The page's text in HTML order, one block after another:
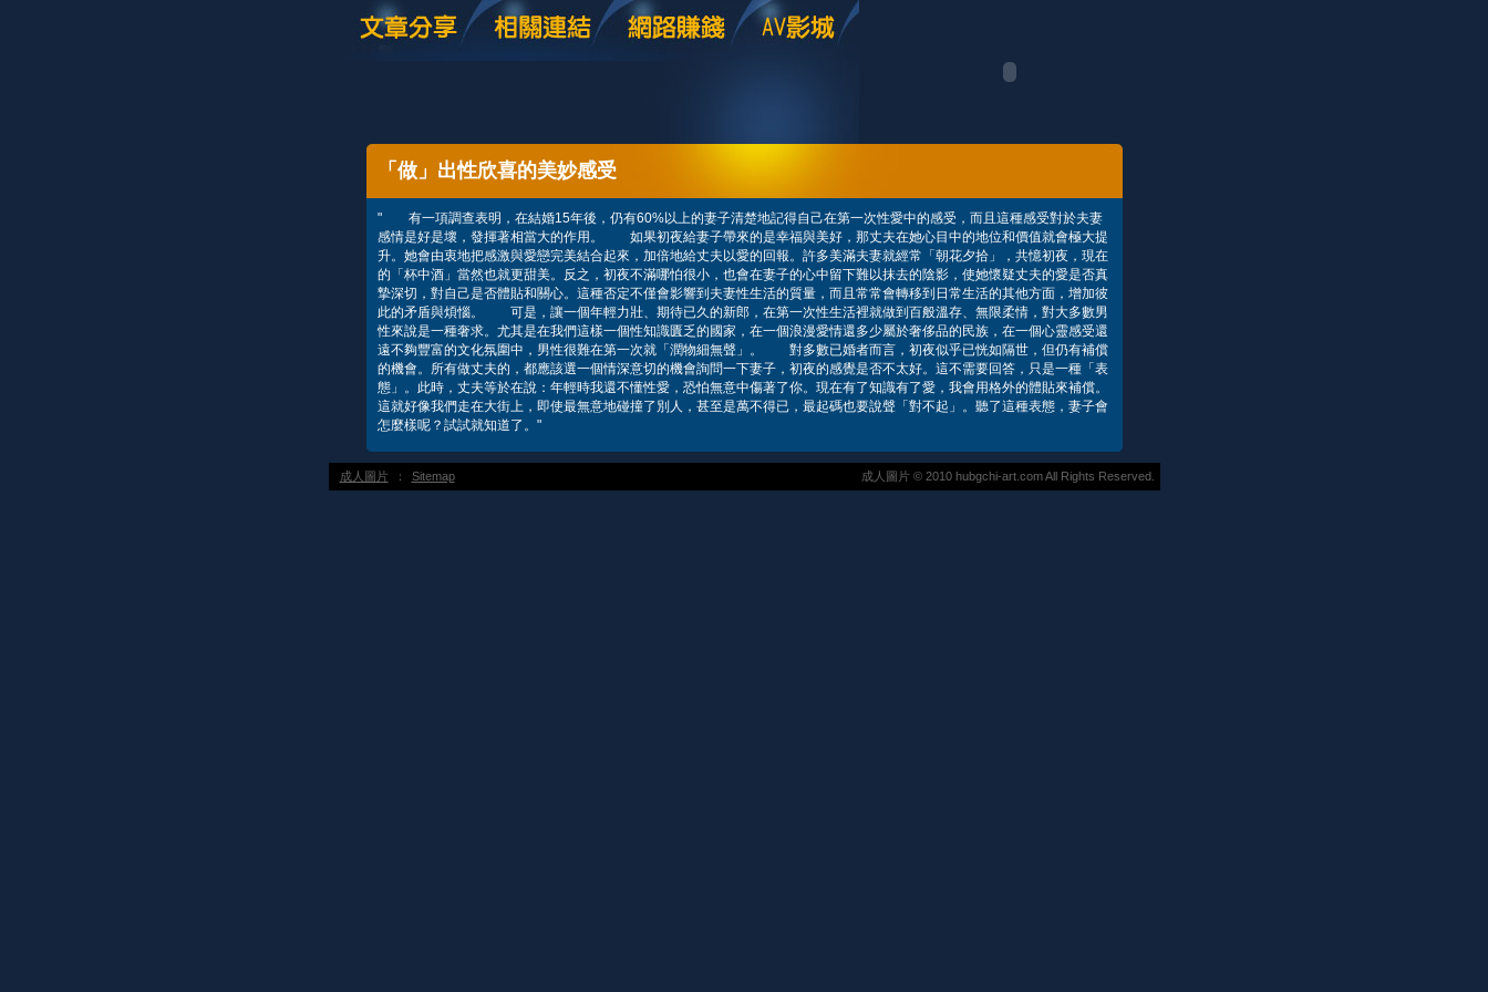
「做」出性欣喜的美妙感受
" 有一項調查表明，在結婚15年後，仍有60%以上的妻子清楚地記得自己在第一次性愛中的感受，而且這種感受對於夫妻
感情是好是壞，發揮著相當大的作用。 如果初夜給妻子帶來的是幸福與美好，那丈夫在她心目中的地位和價值就會極大提
升。她會由衷地把感激與愛戀完美結合起來，加倍地給丈夫以愛的回報。許多美滿夫妻就經常「朝花夕拾」，共憶初夜，現在
的「杯中酒」當然也就更甜美。反之，初夜不滿哪怕很小，也會在妻子的心中留下難以抹去的陰影，使她懷疑丈夫的愛是否真
摯深切，對自己是否體貼和關心。這種否定不僅會影響到夫妻性生活的質量，而且常常會轉移到日常生活的其他方面，增加彼
此的矛盾與煩惱。 可是，讓一個年輕力壯、期待已久的新郎，在第一次性生活裡就做到百般溫存、無限柔情，對大多數男
性來說是一種奢求。尤其是在我們這樣一個性知識匱乏的國家，在一個浪漫愛情還多少屬於奢侈品的民族，在一個心靈感受還
遠不夠豐富的文化氛圍中，男性很難在第一次就「潤物細無聲」。 對多數已婚者而言，初夜似乎已恍如隔世，但仍有補償
的機會。所有做丈夫的，都應該選一個情深意切的機會詢問一下妻子，初夜的感覺是否不太好。這不需要回答，只是一種「表
態」。此時，丈夫等於在說：年輕時我還不懂性愛，恐怕無意中傷著了你。現在有了知識有了愛，我會用格外的體貼來補償。
這就好像我們走在大街上，即使最無意地碰撞了別人，甚至是萬不得已，最起碼也要說聲「對不起」。聽了這種表態，妻子會
怎麼樣呢？試試就知道了。"
成人圖片 ： Sitemap 成人圖片 © 2010 hubgchi-art.com All Rights Reserved.